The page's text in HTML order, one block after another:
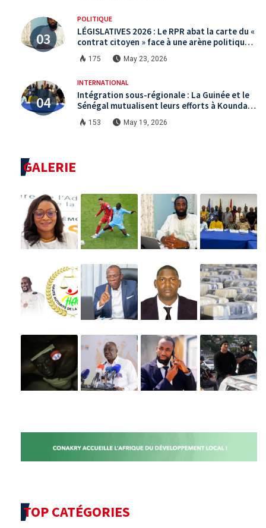
POLITIQUE
LÉGISLATIVES 2026 : Le RPR abat la carte du «
contrat citoyen » face à une arène politique
saturée.
175 May 23, 2026
INTERNATIONAL
Intégration sous-régionale : La Guinée et le
Sénégal mutualisent leurs efforts à Koundara
via le programme RéZo
153 May 19, 2026
GALERIE
TOP CATÉGORIES